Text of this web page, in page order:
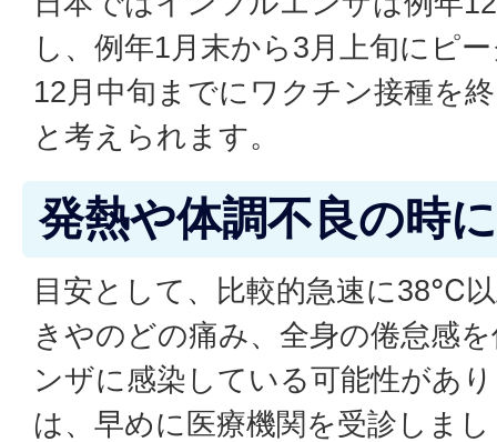
し、例年1月末から3月上旬にピ
12月中旬までにワクチン接種を
と考えられます。
発熱や体調不良の時
目安として、比較的急速に38℃
きやのどの痛み、全身の倦怠感
ンザに感染している可能性があ
は、早めに医療機関を受診しま